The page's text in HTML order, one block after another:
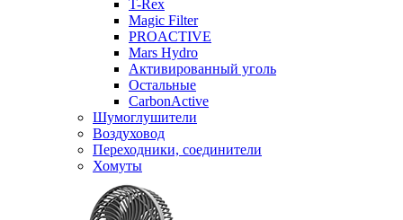
T-Rex
Magic Filter
PROACTIVE
Mars Hydro
Активированный уголь
Остальные
CarbonActive
Шумоглушители
Воздуховод
Переходники, соединители
Хомуты